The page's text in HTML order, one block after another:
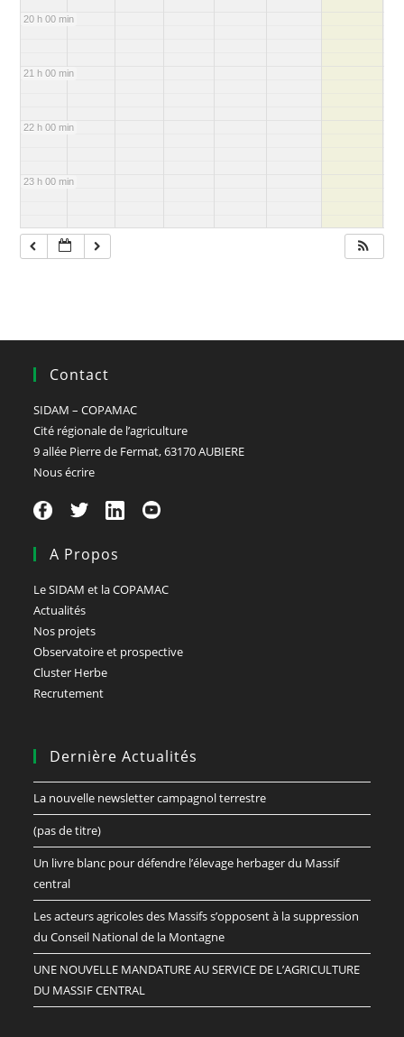
20 h 00 min
21 h 00 min
22 h 00 min
23 h 00 min
Contact
SIDAM – COPAMAC
Cité régionale de l’agriculture
9 allée Pierre de Fermat, 63170 AUBIERE
Nous écrire
A Propos
Le SIDAM et la COPAMAC
Actualités
Nos projets
Observatoire et prospective
Cluster Herbe
Recrutement
Dernière Actualités
La nouvelle newsletter campagnol terrestre
(pas de titre)
Un livre blanc pour défendre l’élevage herbager du Massif
central
Les acteurs agricoles des Massifs s’opposent à la suppression
du Conseil National de la Montagne
UNE NOUVELLE MANDATURE AU SERVICE DE L’AGRICULTURE
DU MASSIF CENTRAL